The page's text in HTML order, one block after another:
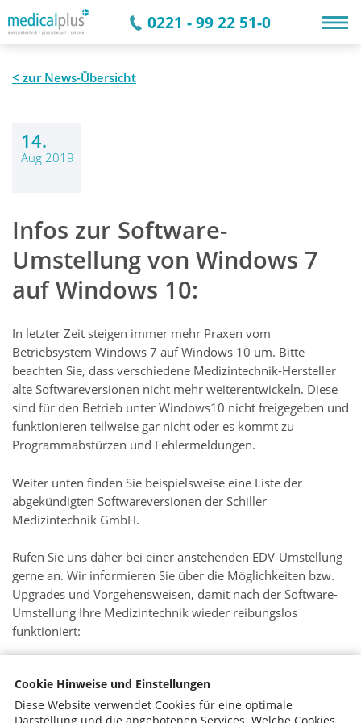
Cookie Hinweise und Einstellungen
Diese Website verwendet Cookies für eine optimale
0221 - 99 22 51-0
zur News-Übersicht
14.
Aug 2019
Infos zur Software-
Umstellung von Windows 7
auf Windows 10:
In letzter Zeit steigen immer mehr Praxen vom
Betriebsystem Windows 7 auf Windows 10 um. Bitte
beachten Sie, dass verschiedene Medizintechnik-Hersteller
alte Softwareversionen nicht mehr weiterentwickeln. Diese
sind für den Betrieb unter Windows10 nicht freigegeben und
funktionieren teilweise gar nicht oder es kommt zu
Programmabstürzen und Fehlermeldungen.
Weiter unten finden Sie beispielsweise eine Liste der
abgekündigten Softwareversionen der Schiller
Medizintechnik GmbH.
Rufen Sie uns daher bei einer anstehenden EDV-Umstellung
gerne an. Wir informieren Sie über die Möglichkeiten bzw.
Upgrades und Vorgehensweisen, damit nach der Software-
Umstellung Ihre Medizintechnik wieder reibungslos
funktioniert: